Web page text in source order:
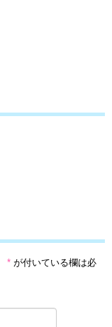
* が付いている欄は必